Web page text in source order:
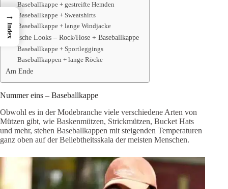
Baseballkappe + gestreifte Hemden
Baseballkappe + Sweatshirts
Baseballkappe + lange Windjacke
Stylische Looks – Rock/Hose + Baseballkappe
Baseballkappe + Sportleggings
Baseballkappen + lange Röcke
Am Ende
Nummer eins – Baseballkappe
Obwohl es in der Modebranche viele verschiedene Arten von
Mützen gibt, wie Baskenmützen, Strickmützen, Bucket Hats
und mehr, stehen Baseballkappen mit steigenden Temperaturen
ganz oben auf der Beliebtheitsskala der meisten Menschen.
→
Index